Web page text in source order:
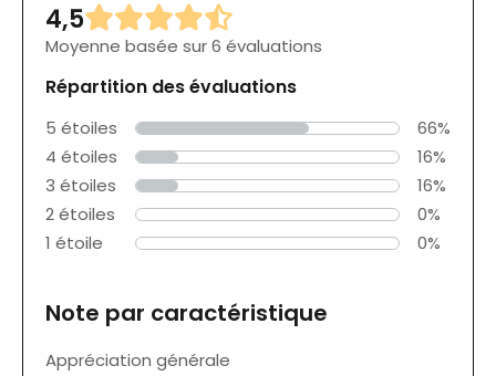
4,5
Moyenne basée sur 6 évaluations
Répartition des évaluations
5 étoiles
66%
4 étoiles
16%
3 étoiles
16%
2 étoiles
0%
1 étoile
0%
Note par caractéristique
Appréciation générale